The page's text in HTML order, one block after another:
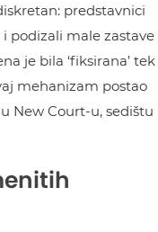
predstavnici
podizali male zastave
je bila ‘fiksirana’ tek
mehanizam postao
New Court-u, sedištu